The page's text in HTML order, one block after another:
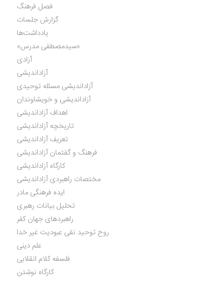
فصل فرهنگ
گزارش جلسات
یادداشت‌ها
«سیدمصطفی مدرس»
آزادی
آزاداندیشی
آزاداندیشی مسئله توحیدی
آزاداندیشی و خویشاوندان
اهداف آزاداندیشی
تاریخچه آزاداندیشی
تعریف آزاداندیشی
فرهنگ و گفتمان آزاداندیشی
کارگاه آزاداندیشی
مختصات راهبردی آزاداندیشی
ایده فرهنگی مادر
تحلیل بیانات رهبری
راهبردهای جهان کفر
روح توحید نفی عبودیت غیر خدا
علم دینی
فلسفه کلام انقلابی
کارگاه نوشتن